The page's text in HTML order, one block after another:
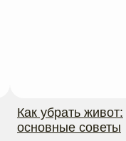
Как убрать живот:
основные советы